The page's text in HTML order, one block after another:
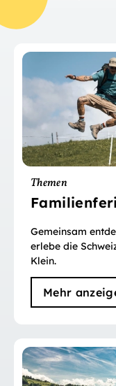
Themen
Gemeinsam
erlebe die
Klein.
Mehr